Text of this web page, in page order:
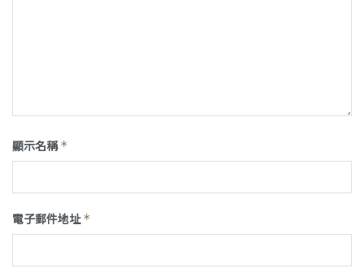
顯示名稱*
電子郵件地址*